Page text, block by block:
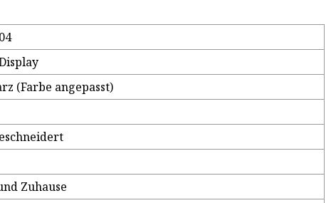
(Farbe angepasst)
Zuhause